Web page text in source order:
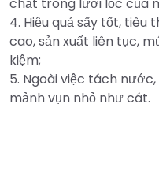
4. Hiệu quả sấy tốt, tiêu
cao, sản xuất liên tục,
kiệm;
5. Ngoài việc tách
mảnh vụn nhỏ như cát.